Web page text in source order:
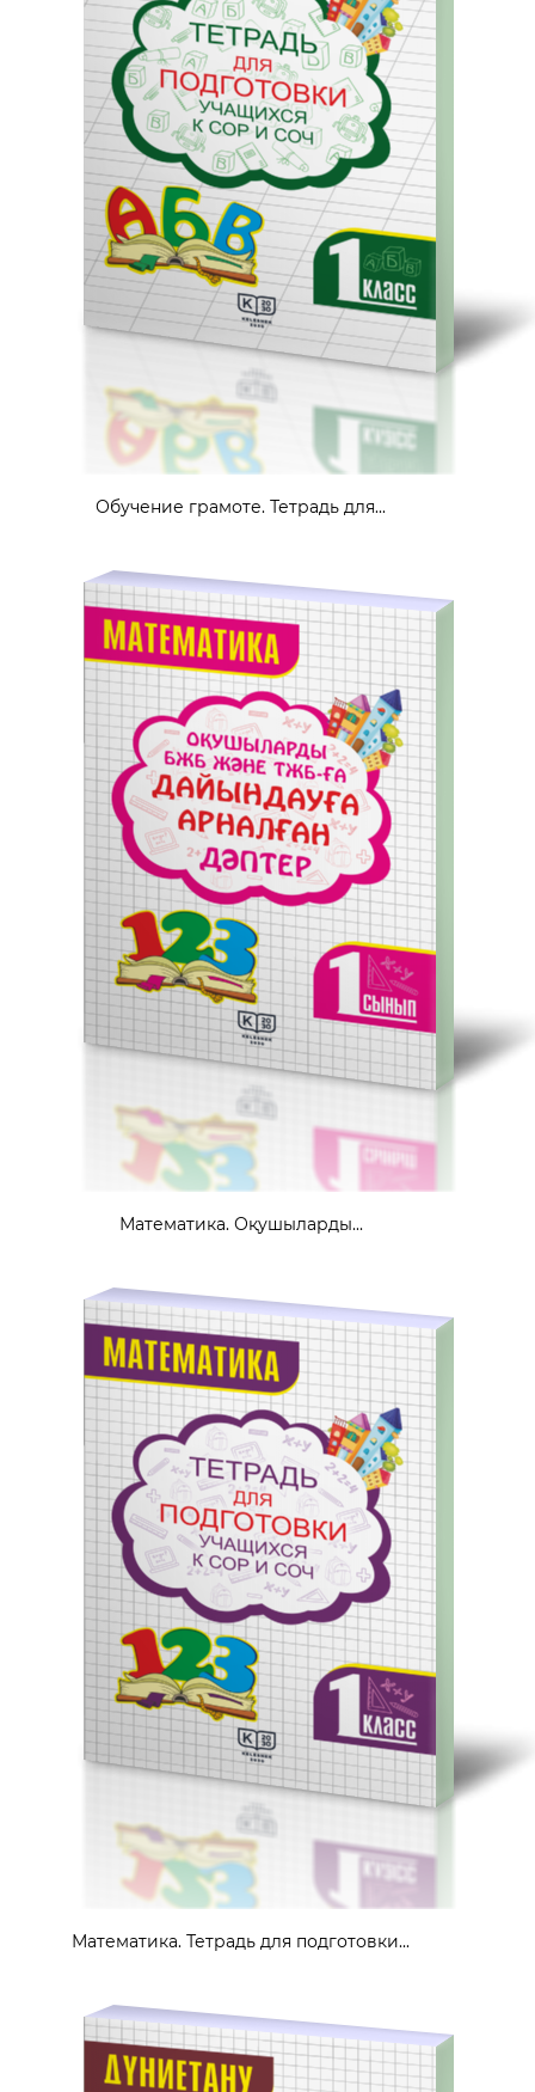
Обучение грамоте. Тетрадь для...
Математика. Оқушыларды...
Математика. Тетрадь для подготовки...